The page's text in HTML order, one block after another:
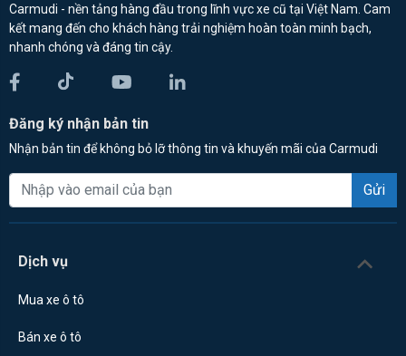
Carmudi - nền tảng hàng đầu trong lĩnh vực xe cũ tại Việt Nam. Cam
kết mang đến cho khách hàng trải nghiệm hoàn toàn minh bạch,
nhanh chóng và đáng tin cậy.
Đăng ký nhận bản tin
Nhận bản tin để không bỏ lỡ thông tin và khuyến mãi của Carmudi
Gửi
Dịch vụ
Mua xe ô tô
Bán xe ô tô